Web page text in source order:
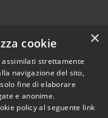
© 2026 • Comune di
Recanati • Powered by
Accesso
×
cookie
assimilati strettamente
navigazione del sito,
fine di elaborare
e anonime.
policy al seguente link